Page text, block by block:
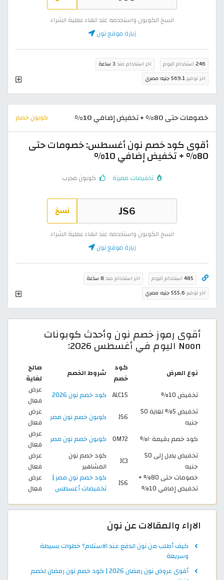
انسخ الكوبون واستخدمه عند انهاء عملية الشراء
زيارة موقع نون
246 استخدام اليوم اخر استخدام منذ 3 ساعة
اخر توفير569.1 جنيه مصري
خصومات حتى 80% + تخفيض إضافي 10% كوبون خصم
أقوى كود خصم نون أغسطس: خصومات حتى
80% + تخفيض إضافي 10%
تخفيضات مميزة كوبون مجرب
نسخ
انسخ الكوبون واستخدمه عند انهاء عملية الشراء
زيارة موقع نون
485 استخدام اليوم اخر استخدام منذ 8 ساعة
اخر توفير 555.6 جنيه مصري
أقوى رموز خصم نون وأحدث كوبونات
Noon اليوم في أغسطس 2026:
نوع العرض
كود
خصم
شروط الخصم
صالح
لغاية
تخفيض 10%
ALC15 كود خصم نون 2026
عرض
فعال
تخفيض 5% لغاية 50
جنيه
JS6 كوبون خصم نون مصر
عرض
فعال
كود خصم بقيمة ١٠%
OM72 كوبون خصم نون مصر
عرض
فعال
تخفيض يصل إلى 50
جنيه
JC3
كود خصم نون
المشاهير
عرض
فعال
خصومات حتى 80% +
تخفيض إضافي 10%
JS6
كود خصم نون مصر |
تخفيضات أغسطس
عرض
فعال
الاراء والمقالات عن نون
كيف أطلب من نون الدفع عند الاستلام؟ خطوات بسيطة
وسريعة
أقوى عروض نون رمضان 2026 | كود خصم نون رمضان لخصم